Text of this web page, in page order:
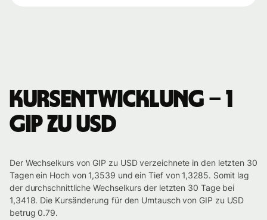
Kursentwicklung – 1
GIP zu USD
Der Wechselkurs von GIP zu USD verzeichnete in den letzten 30
Tagen ein Hoch von 1,3539 und ein Tief von 1,3285. Somit lag
der durchschnittliche Wechselkurs der letzten 30 Tage bei
1,3418. Die Kursänderung für den Umtausch von GIP zu USD
betrug 0.79.